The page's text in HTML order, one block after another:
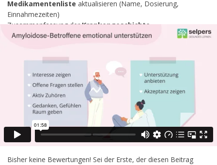
Medikamentenliste aktualisieren (Name, Dosierung,
Einnahmezeiten)
Zusammenfassung derKrankengeschichte
Überprüfung der Krankenversicherungsdetails
Fragen haben
Diesen Kurs bewerten
Ihr Feedback hilft anderen Nutzern die für sie passenden Kurse
zu finden.
Bewertung Abschicken
4.4/ 5 (
Bisher keine Bewertungen! Sei der Erste, der diesen Beitrag